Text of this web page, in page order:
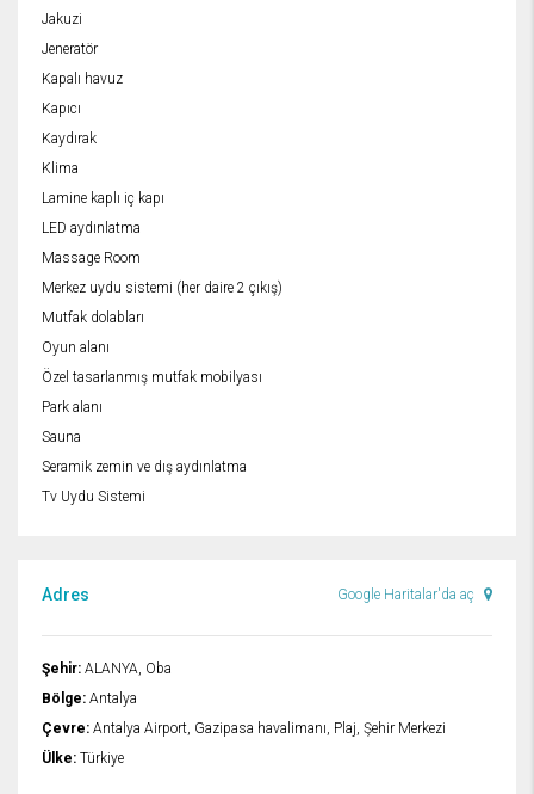
Jakuzi
Jeneratör
Kapalı havuz
Kapıcı
Kaydırak
Klima
Lamine kaplı iç kapı
LED aydınlatma
Massage Room
Merkez uydu sistemi (her daire 2 çıkış)
Mutfak dolabları
Oyun alanı
Özel tasarlanmış mutfak mobilyası
Park alanı
Sauna
Seramik zemin ve dış aydınlatma
Tv Uydu Sistemi
Adres Google Haritalar'da aç
Şehir: ALANYA, Oba
Bölge: Antalya
Çevre: Antalya Airport, Gazipasa havalimanı, Plaj, Şehir Merkezi
Ülke: Türkiye